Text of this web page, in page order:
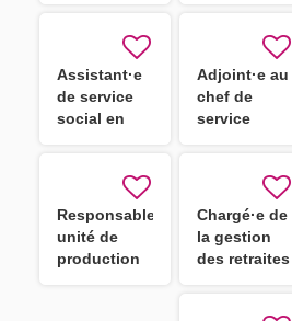
Assistant·e
de service
social en
Adjoint·e au
chef de
service
financière et
comptable
H/F
Responsable
unité de
production
Chargé·e de
la gestion
des retraites